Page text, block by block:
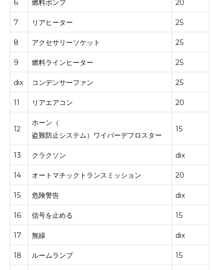
6 燃料ポンプ 20
7 リアヒーター 25
8 アクセサリーソケット 25
9 燃料ラインヒーター 25
dix コンデンサーファン 25
11 リアエアコン 20
12
ホーン（
盗難防止システム）ワイパーデフロスター
15
13 クラクソン dix
14 オートマチックトランスミッション 20
15 危険警告 dix
16 信号を止める 15
17 無線 dix
18 ルームランプ 15